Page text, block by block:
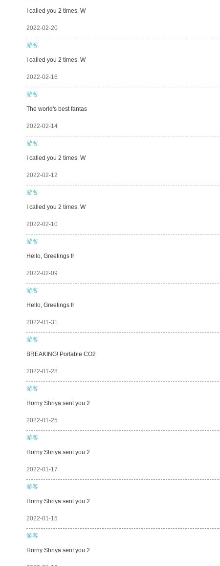
I called you 2 times. W
2022-02-20
游客
I called you 2 times. W
2022-02-16
游客
The world's best fantas
2022-02-14
游客
I called you 2 times. W
2022-02-12
游客
I called you 2 times. W
2022-02-10
游客
Hello, Greetings fr
2022-02-09
游客
Hello, Greetings fr
2022-01-31
游客
BREAKING! Portable CO2
2022-01-28
游客
Horny Shriya sent you 2
2022-01-25
游客
Horny Shriya sent you 2
2022-01-17
游客
Horny Shriya sent you 2
2022-01-15
游客
Horny Shriya sent you 2